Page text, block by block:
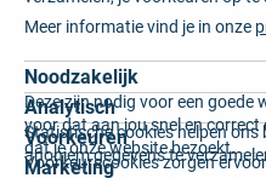
Meer informatie vind je in onze
Noodzakelijk
Deze zijn nodig voor een goede
voor dat aan jou snel en
dat je onze website bezoekt.
Analytisch
Statistische cookies helpen ons
anoniem gegevens te
Voorkeuren
Voorkeurscookies zorgen
Marketing